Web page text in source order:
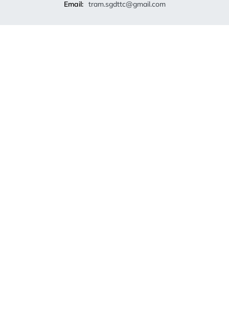
Email: tram.sgdttc@gmail.com